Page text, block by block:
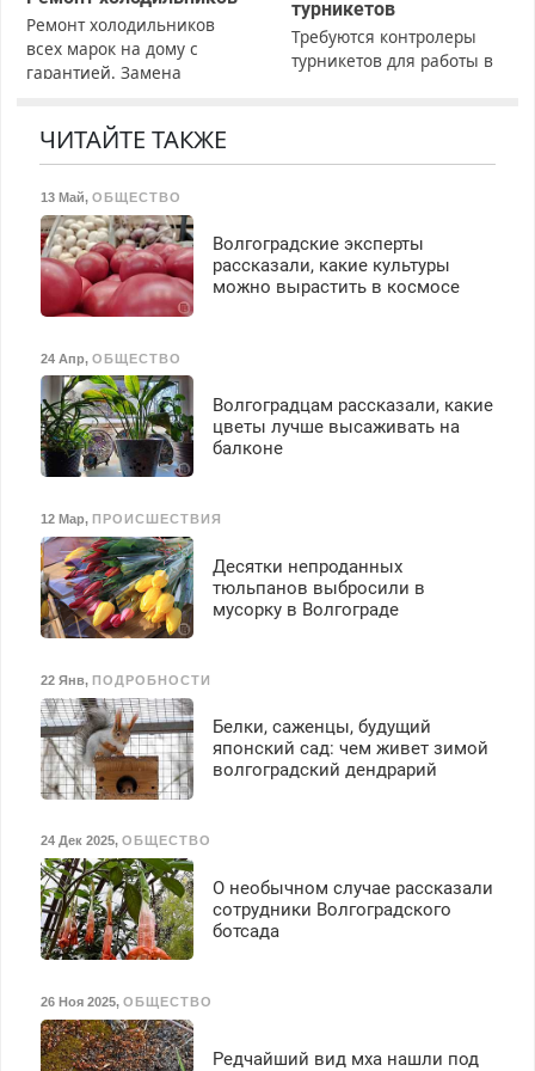
Ремонт холодильников
всех марок на дому с
гарантией. Замена
Недорого. Без выходных.
Все районы. Скидка.
Вызов бесплатный.
турникетов
Требуются контролеры
турникетов для работы в
Ежемесячно
выплачивается денежная
премия. Возможно
безопасности с з/п до
ЧИТАЙТЕ ТАКЖЕ
13 Май, ОБЩЕСТВО
Волгоградские эксперты
рассказали, какие культуры
можно вырастить в космосе
24 Апр, ОБЩЕСТВО
Волгоградцам рассказали, какие
цветы лучше высаживать на
балконе
12 Мар, ПРОИСШЕСТВИЯ
Десятки непроданных
тюльпанов выбросили в
мусорку в Волгограде
22 Янв, ПОДРОБНОСТИ
Белки, саженцы, будущий
японский сад: чем живет зимой
волгоградский дендрарий
24 Дек 2025, ОБЩЕСТВО
О необычном случае рассказали
сотрудники Волгоградского
ботсада
26 Ноя 2025, ОБЩЕСТВО
Редчайший вид мха нашли под